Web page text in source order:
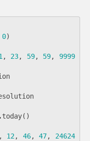
0)
, 23, 59, 59,
9999
today()
, 12 , 46, 47,
24624